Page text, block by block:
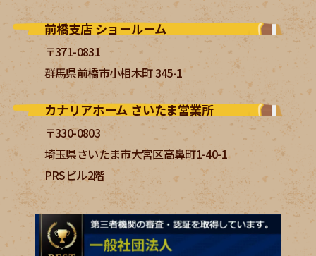
前橋支店 ショールーム
〒371-0831
群馬県前橋市小相木町 345-1
カナリアホーム さいたま営業所
〒330-0803
埼玉県さいたま市大宮区高鼻町1-40-1
PRSビル2階